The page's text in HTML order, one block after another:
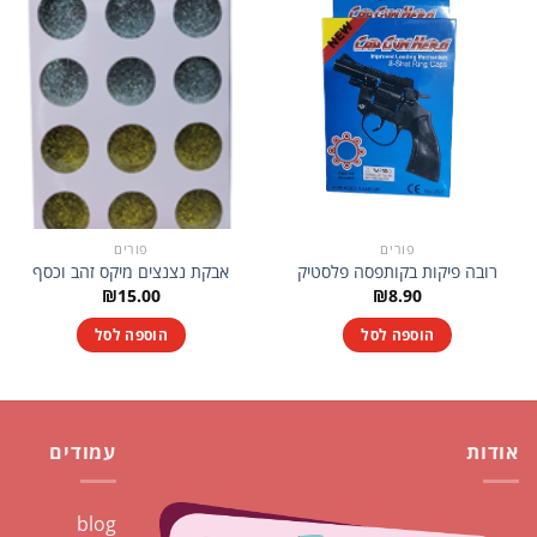
פורים
רובה פיקות בקותפסה פלסטיק
₪8.90
הוספה לסל
פורים
אבקת נצנצים מיקס זהב וכסף
₪15.00
הוספה לסל
אודות עמודים
blog